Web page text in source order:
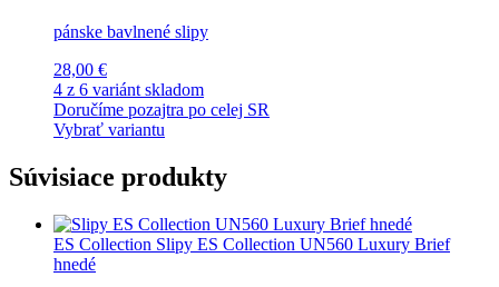
pánske bavlnené slipy
28,00 €
4 z 6 variánt skladom
Doručíme pozajtra po celej SR
Vybrať variantu
Súvisiace produkty
ES Collection Slipy ES Collection UN560 Luxury Brief
hnedé